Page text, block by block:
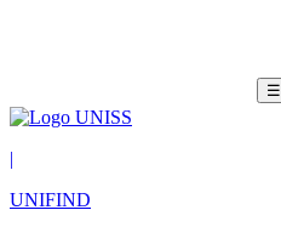
☰
|
UNIFIND